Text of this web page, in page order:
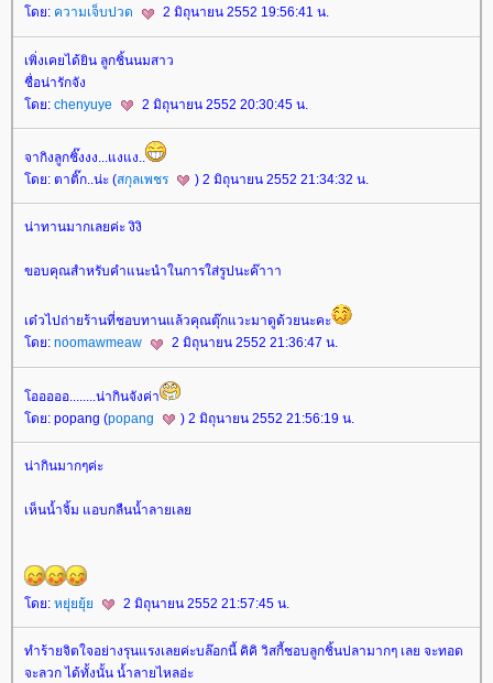
ดย: ความเจ็บปวด 2 มิถุนายน 2552 19:56:41 น.
เพิ่งเคยได้ยิน ลูกชิ้นนมสาว
ชื่อน่ารักจัง
ดย: chenyuye 2 มิถุนายน 2552 20:30:45 น.
จากิงลูกชิ๊งงง...แงแง..
ดย: ตาติ๊ก..น่ะ (สกุลเพชร ) 2 มิถุนายน 2552 21:34:32 น.
น่าทานมากเลยค่ะ งิงิ
ขอบคุณสำหรับคำแนะนำในการใส่รูปนะค๊าาา
เด๋วไปถ่ายร้านที่ชอบทานแล้วคุณตุ๊กแวะมาดูด้วยนะคะ
ดย: noomawmeaw 2 มิถุนายน 2552 21:36:47 น.
อออออ........น่ากินจังค่า
ดย: popang (popang ) 2 มิถุนายน 2552 21:56:19 น.
น่ากินมากๆค่ะ
เห็นน้ำจิ้ม แอบกลืนน้ำลายเล
ดย: หยุ่ยยุ้ 2 มิถุนายน 2552 21:57:45 น.
ทำร้ายจิตใจอย่างรุนแรงเลยค่ะบล๊อกนี้ คิคิ วิสกี้ชอบลูกชิ้นปลามากๆ เลย จะทอด
จะลวก ได้ทั้งนั้น น้ำลายไหลอ่ะ